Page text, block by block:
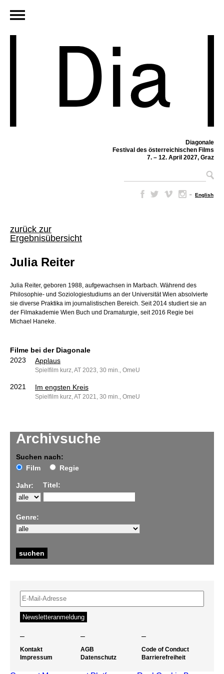
Diagonale
Festival des österreichischen Films
7. – 12. April 2027, Graz
– English
zurück zur
Ergebnisübersicht
Archivsuche
Suchen nach:
Film
Regie
Jahr: Titel:
Genre:
Julia Reiter
Julia Reiter, geboren 1988, aufgewachsen in Marbach. Während des
Philosophie- und Soziologiestudiums an der Universität Wien absolvierte
sie diverse Praktika im journalistischen Bereich. Seit 2014 studiert sie an
der Filmakademie Wien Buch und Dramaturgie, seit 2016 Regie bei
Michael Haneke.
Filme bei der Diagonale
2023
Applaus
Spielfilm kurz, AT 2023, 30 min., OmeU
2021 Im engsten Kreis
Spielfilm kurz, AT 2021, 30 min., OmeU
– – –
Kontakt
Impressum
AGB
Datenschutz
Code of Conduct
Barrierefreiheit